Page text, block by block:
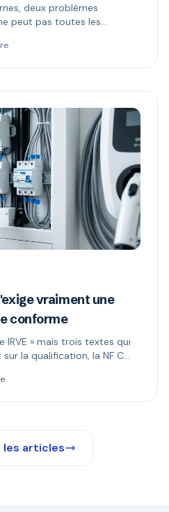
deux problèmes
peut pas toutes les
comptage MID et schémas
vraiment une
conforme
IRVE » mais trois textes qui
la qualification, la NF C
obligatoire, et quand le
les articles